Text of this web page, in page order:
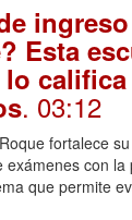
Esta
lo
. 03:12
fortalece
exámenes con la
que permite